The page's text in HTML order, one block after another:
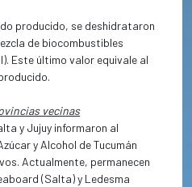
producido, se deshidrataron
de biocombustibles
Este último valor equivale al
vecinas
y Jujuy informaron al
y Alcohol de Tucumán
Actualmente, permanecen
(Salta) y Ledesma